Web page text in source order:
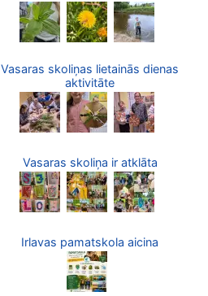
Vasaras skoliņas lietainās dienas
aktivitāte
Vasaras skoliņa ir atklāta
Irlavas pamatskola aicina